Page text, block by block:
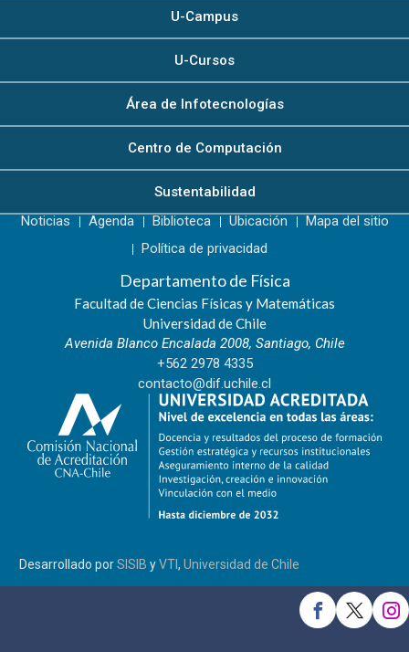
U-Campus
U-Cursos
Área de Infotecnologías
Centro de Computación
Sustentabilidad
Noticias
Agenda Biblioteca Ubicación
Mapa del sitio
Política de privacidad
Departamento de Física
Facultad de Ciencias Físicas y Matemáticas
Universidad de Chile
Avenida Blanco Encalada 2008, Santiago, Chile
+562 2978 4335
contacto@dif.uchile.cl
Desarrollado porSISIB yVTI, Universidad de Chile